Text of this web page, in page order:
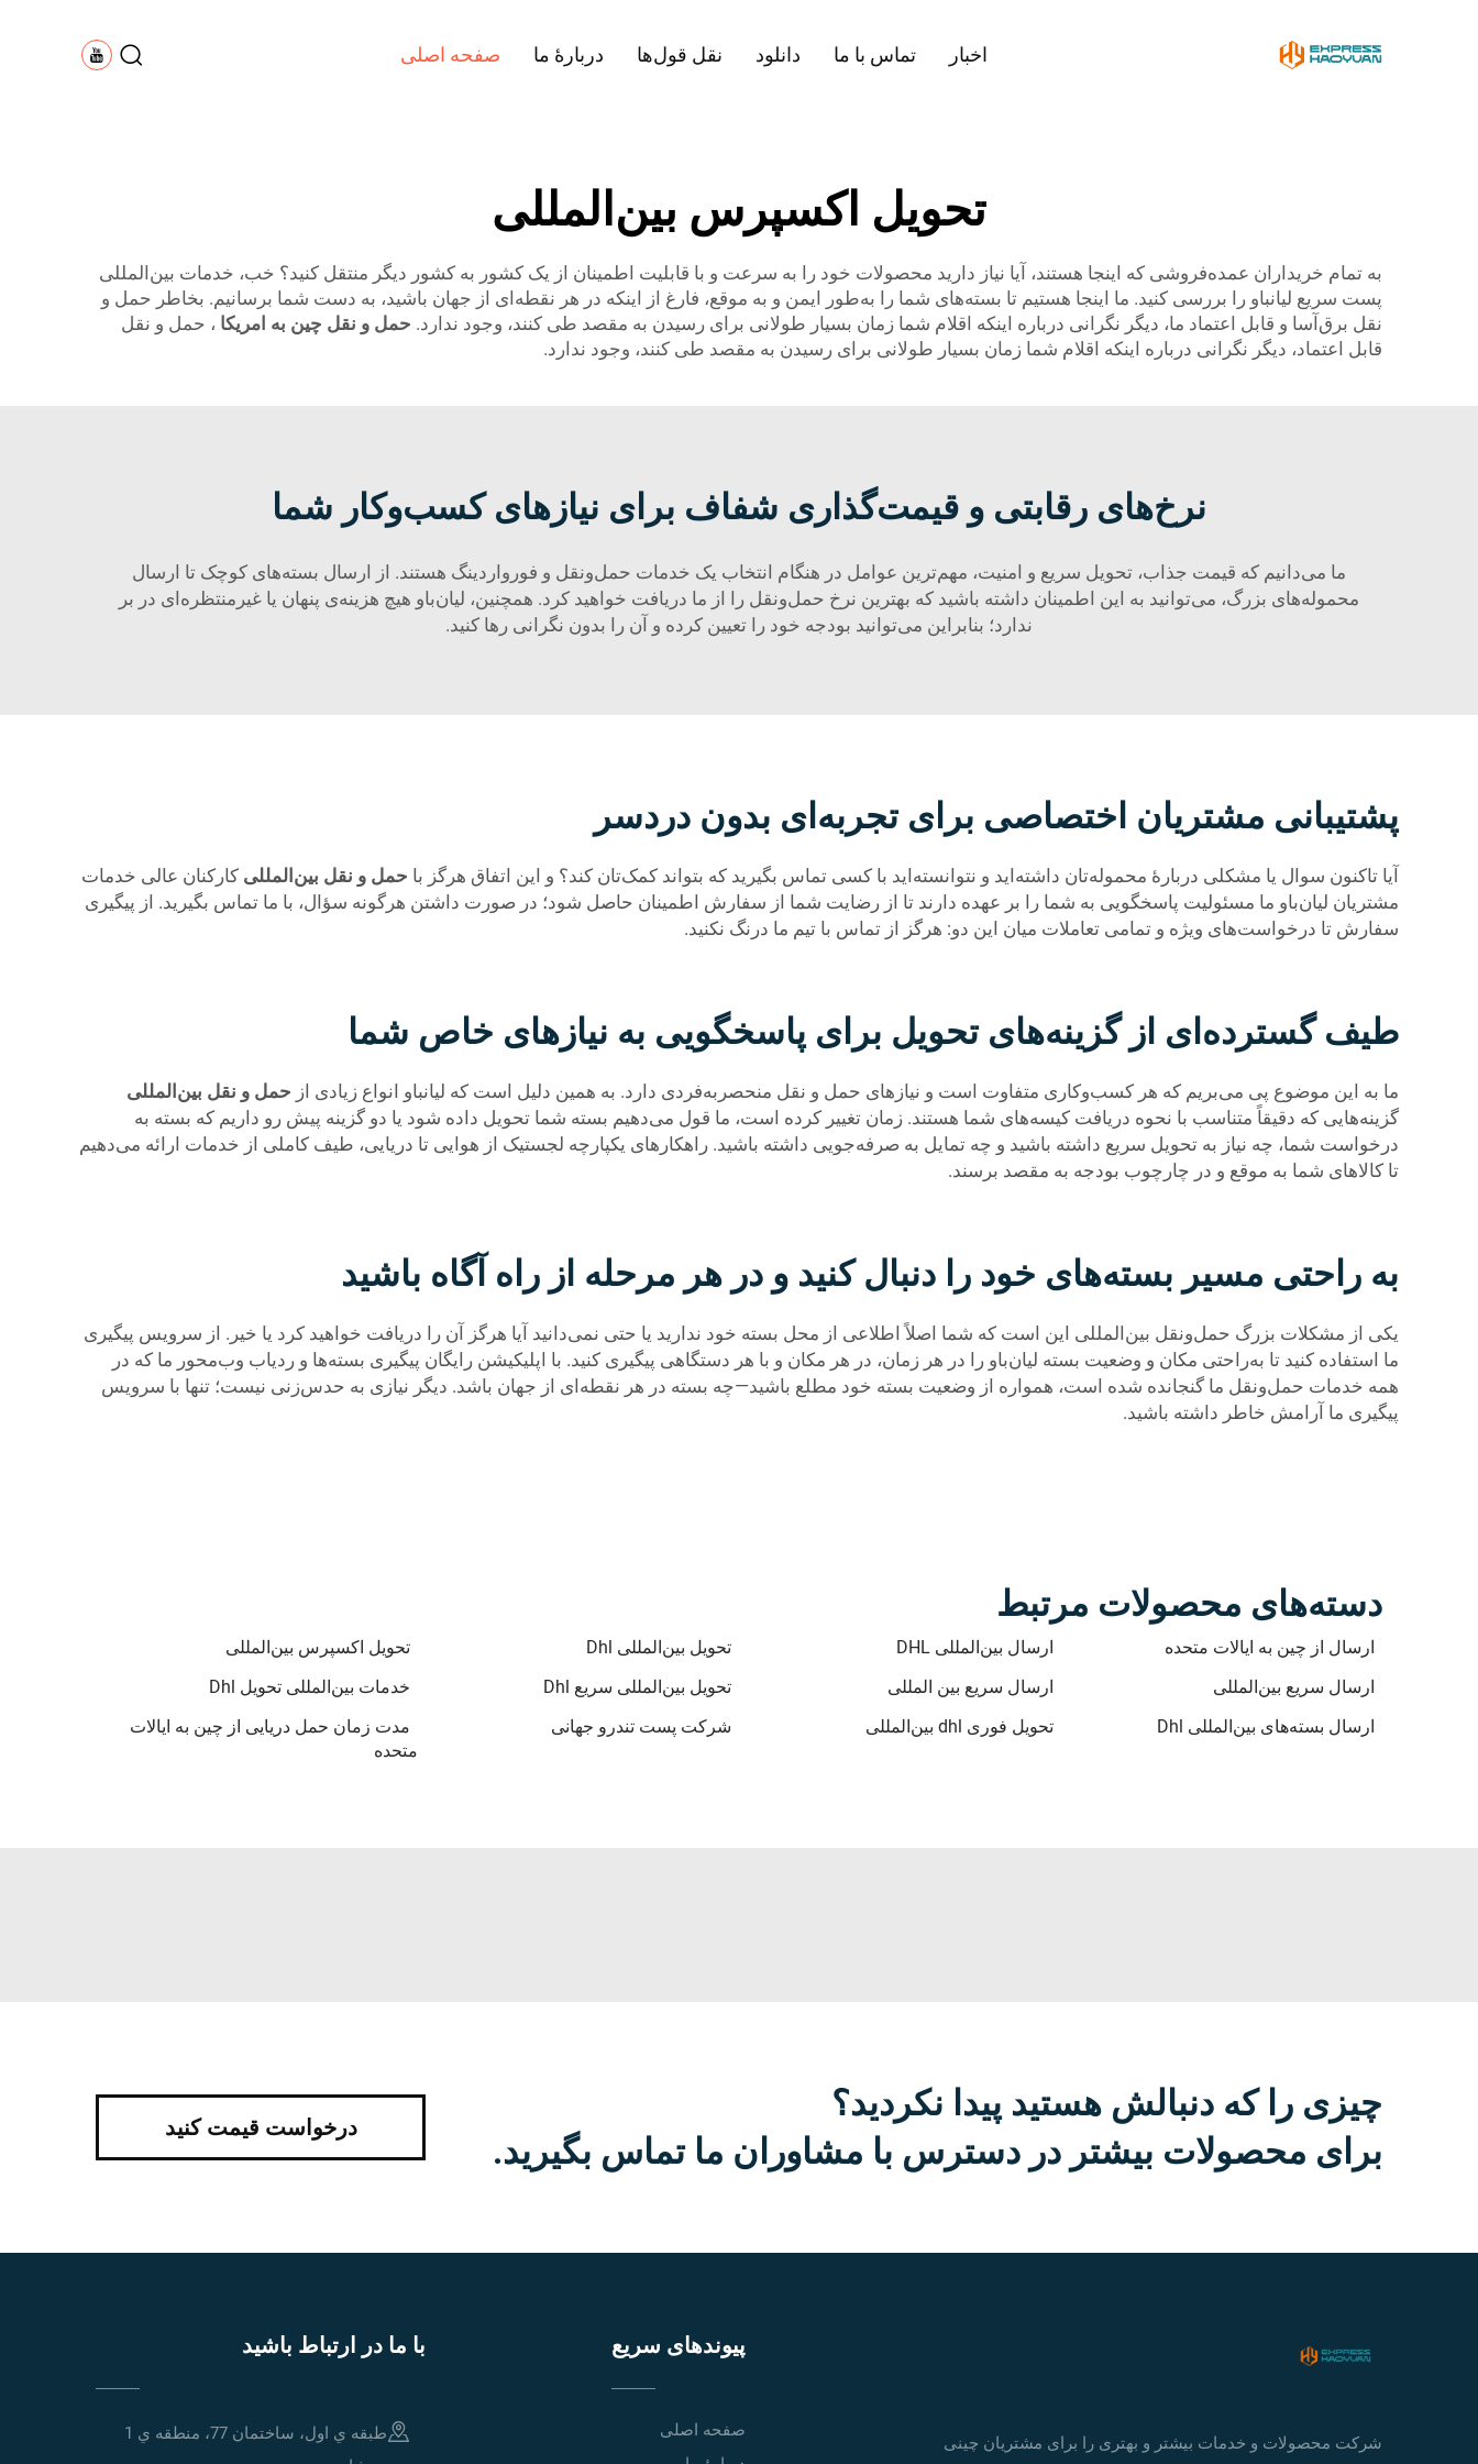
صفحه اصلی دربارهٔ ما نقل قول‌ها دانلود تماس با ما اخبار
تحویل اکسپرس بین‌المللی
به تمام خریداران عمده‌فروشی که اینجا هستند، آیا نیاز دارید محصولات خود را به سرعت و با قابلیت اطمینان از یک کشور به کشور دیگر منتقل کنید؟ خب، خدمات بین‌المللی
پست سریع لیانباو را بررسی کنید. ما اینجا هستیم تا بسته‌های شما را به‌طور ایمن و به موقع، فارغ از اینکه در هر نقطه‌ای از جهان باشید، به دست شما برسانیم. بخاطر حمل و
نقل برق‌آسا و قابل اعتماد ما، دیگر نگرانی درباره اینکه اقلام شما زمان بسیار طولانی برای رسیدن به مقصد طی کنند، وجود ندارد. حمل و نقل چین به امریکا ، حمل و نقل
قابل اعتماد، دیگر نگرانی درباره اینکه اقلام شما زمان بسیار طولانی برای رسیدن به مقصد طی کنند، وجود ندارد.
نرخ‌های رقابتی و قیمت‌گذاری شفاف برای نیازهای کسب‌وکار شما
ما می‌دانیم که قیمت جذاب، تحویل سریع و امنیت، مهم‌ترین عوامل در هنگام انتخاب یک خدمات حمل‌ونقل و فورواردینگ هستند. از ارسال بسته‌های کوچک تا ارسال
محموله‌های بزرگ، می‌توانید به این اطمینان داشته باشید که بهترین نرخ حمل‌ونقل را از ما دریافت خواهید کرد. همچنین، لیان‌باو هیچ هزینه‌ی پنهان یا غیرمنتظره‌ای در بر
ندارد؛ بنابراین می‌توانید بودجه خود را تعیین کرده و آن را بدون نگرانی رها کنید.
پشتیبانی مشتریان اختصاصی برای تجربه‌ای بدون دردسر
آیا تاکنون سوال یا مشکلی دربارهٔ محموله‌تان داشته‌اید و نتوانسته‌اید با کسی تماس بگیرید که بتواند کمک‌تان کند؟ و این اتفاق هرگز با حمل و نقل بین‌المللی کارکنان عالی خدمات
مشتریان لیان‌باو ما مسئولیت پاسخگویی به شما را بر عهده دارند تا از رضایت شما از سفارش اطمینان حاصل شود؛ در صورت داشتن هرگونه سؤال، با ما تماس بگیرید. از پیگیری
سفارش تا درخواست‌های ویژه و تمامی تعاملات میان این دو: هرگز از تماس با تیم ما درنگ نکنید.
طیف گسترده‌ای از گزینه‌های تحویل برای پاسخگویی به نیازهای خاص شما
ما به این موضوع پی می‌بریم که هر کسب‌وکاری متفاوت است و نیازهای حمل و نقل منحصربه‌فردی دارد. به همین دلیل است که لیانباو انواع زیادی از حمل و نقل بین‌المللی
گزینه‌هایی که دقیقاً متناسب با نحوه دریافت کیسه‌های شما هستند. زمان تغییر کرده است، ما قول می‌دهیم بسته شما تحویل داده شود یا دو گزینه پیش رو داریم که بسته به
درخواست شما، چه نیاز به تحویل سریع داشته باشید و چه تمایل به صرفه‌جویی داشته باشید. راهکارهای یکپارچه لجستیک از هوایی تا دریایی، طیف کاملی از خدمات ارائه می‌دهیم
تا کالاهای شما به موقع و در چارچوب بودجه به مقصد برسند.
به راحتی مسیر بسته‌های خود را دنبال کنید و در هر مرحله از راه آگاه باشید
یکی از مشکلات بزرگ حمل‌ونقل بین‌المللی این است که شما اصلاً اطلاعی از محل بسته خود ندارید یا حتی نمی‌دانید آیا هرگز آن را دریافت خواهید کرد یا خیر. از سرویس پیگیری
ما استفاده کنید تا به‌راحتی مکان و وضعیت بسته لیان‌باو را در هر زمان، در هر مکان و با هر دستگاهی پیگیری کنید. با اپلیکیشن رایگان پیگیری بسته‌ها و ردیاب وب‌محور ما که در
همه خدمات حمل‌ونقل ما گنجانده شده است، همواره از وضعیت بسته خود مطلع باشید—چه بسته در هر نقطه‌ای از جهان باشد. دیگر نیازی به حدس‌زنی نیست؛ تنها با سرویس
پیگیری ما آرامش خاطر داشته باشید.
دسته‌های محصولات مرتبط
ارسال از چین به ایالات متحده ارسال بین‌المللی DHL تحویل بین‌المللی Dhl
تحویل اکسپرس بین‌المللی
ارسال سریع بین‌المللی
ارسال سریع بین المللی تحویل بین‌المللی سریع Dhl
خدمات بین‌المللی تحویل Dhl
ارسال بسته‌های بین‌المللی Dhl
تحویل فوری dhl بین‌المللی شرکت پست تندرو جهانی
مدت زمان حمل دریایی از چین به ایالات
متحده
چیزی را که دنبالش هستید پیدا نکردید؟
برای محصولات بیشتر در دسترس با مشاوران ما تماس بگیرید.
درخواست قیمت کنید
شرکت محصولات و خدمات بیشتر و بهتری را برای مشتریان چینی
پیوندهای سریع
صفحه اصلی
با ما در ارتباط باشید
طبقه ي اول، ساختمان 77، منطقه ي 1